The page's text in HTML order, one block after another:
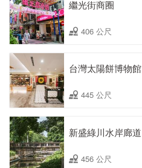
繼光街商圈
406 公尺
台灣太陽餅博物館
445 公尺
新盛綠川水岸廊道
456 公尺